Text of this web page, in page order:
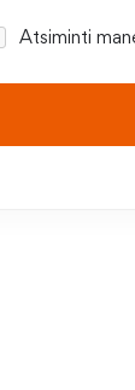
Atsiminti